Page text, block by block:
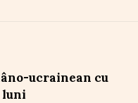
ucrainean cu
luni